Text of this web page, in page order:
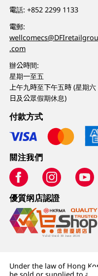
電話:+852 2299 1133
電郵:
.com
辦公時間:
星期一至五
上午九時至下午五時 (星期六
日及公眾假期休息)
付款方式
關注我們
優質纲店認證
Under the law of Hong